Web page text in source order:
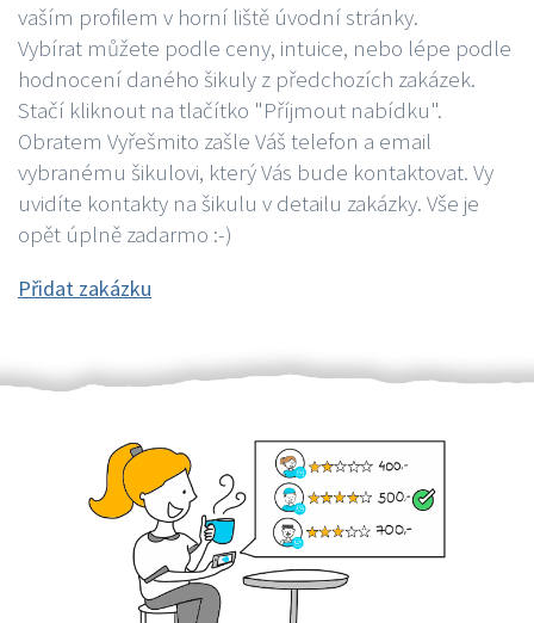
vaším profilem v horní liště úvodní stránky.
Vybírat můžete podle ceny, intuice, nebo lépe podle
hodnocení daného šikuly z předchozích zakázek.
Stačí kliknout na tlačítko "Příjmout nabídku".
Obratem Vyřešmito zašle Váš telefon a email
vybranému šikulovi, který Vás bude kontaktovat. Vy
uvidíte kontakty na šikulu v detailu zakázky. Vše je
opět úplně zadarmo :-)
Přidat zakázku